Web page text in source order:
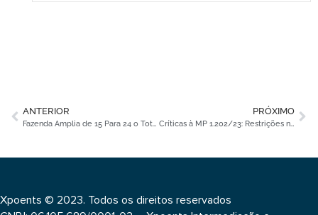
ANTERIOR
Fazenda Amplia de 15 Para 24 o Total de Turmas Ordinárias de Julgamento no CARF
PRÓXIMO
Críticas à MP 1.202/23: Restrições nas Compensações Tributárias e Impactos Financeiros
Xpoents © 2023. Todos os direitos reservados